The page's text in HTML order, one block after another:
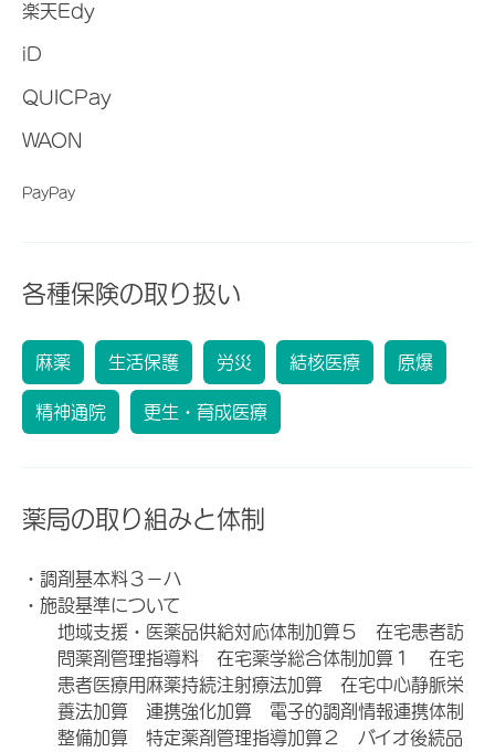
楽天Edy
iD
QUICPay
WAON
PayPay
各種保険の取り扱い
麻薬 生活保護 労災 結核医療 原爆
精神通院 更生・育成医療
薬局の取り組みと体制
・調剤基本料３－ハ
・施設基準について
地域支援・医薬品供給対応体制加算５ 在宅患者訪
問薬剤管理指導料 在宅薬学総合体制加算１ 在宅
患者医療用麻薬持続注射療法加算 在宅中心静脈栄
養法加算 連携強化加算 電子的調剤情報連携体制
整備加算 特定薬剤管理指導加算２ バイオ後続品